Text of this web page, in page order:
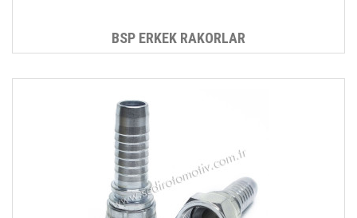
BSP ERKEK RAKORLAR